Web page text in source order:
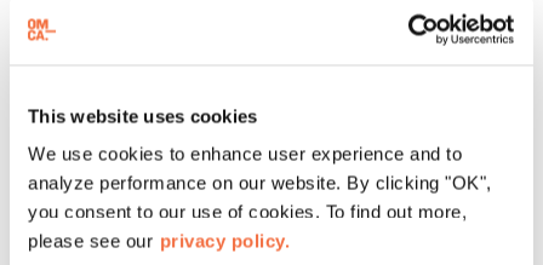
This website uses cookies
We use cookies to enhance user experience and to
analyze performance on our website. By clicking "OK",
you consent to our use of cookies. To find out more,
please see our privacy policy.
票，或在参观当天到售票处购票。
获取博物馆门票